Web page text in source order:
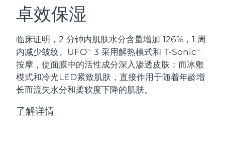
卓效保湿
临床证明，2 分钟内肌肤水分含量增加 126%，1 周
内减少皱纹。UFOTM 3 采用解热模式和 T-SonicTM
按摩，使面膜中的活性成分深入渗透皮肤；而冰敷
模式和冷光LED紧致肌肤，直接作用于随着年龄增
长而流失水分和柔软度下降的肌肤。
了解详情